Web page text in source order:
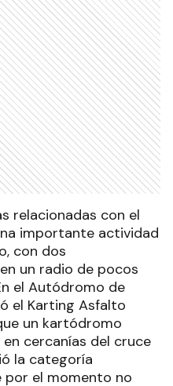
relacionadas con el
importante actividad
con dos
un radio de pocos
el Autódromo de
el Karting Asfalto
un kartódromo
cercanías del cruce
la categoría
por el momento no